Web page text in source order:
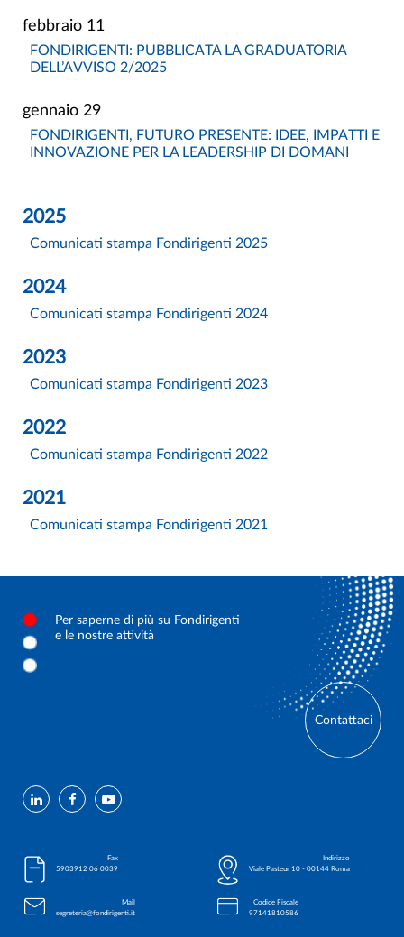
11 febbraio
FONDIRIGENTI: PUBBLICATA LA GRADUATORIA
DELL’AVVISO 2/2025
29 gennaio
FONDIRIGENTI, FUTURO PRESENTE: IDEE, IMPATTI E
INNOVAZIONE PER LA LEADERSHIP DI DOMANI
2025
Comunicati stampa Fondirigenti 2025
2024
Comunicati stampa Fondirigenti 2024
2023
Comunicati stampa Fondirigenti 2023
2022
Comunicati stampa Fondirigenti 2022
2021
Comunicati stampa Fondirigenti 2021
Per saperne di più su Fondirigenti
e le nostre attività
Contattaci
Indirizzo
Viale Pasteur 10 - 00144 Roma
Codice Fiscale
97141810586
Fax
0039 06 5903912
Mail
segreteria@fondirigenti.it